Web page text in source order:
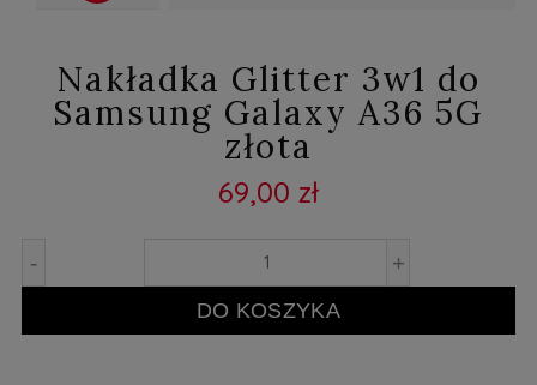
Nakładka Glitter 3w1 do
Samsung Galaxy A36 5G
złota
69,00 zł
- +
DO KOSZYKA